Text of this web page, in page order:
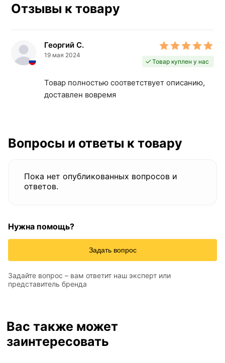
Отзывы к товару
Георгий С.
19 мая 2024
Товар куплен у нас
Товар полностью соответствует описанию,
доставлен вовремя
Вопросы и ответы к товару
Пока нет опубликованных вопросов и
ответов.
Нужна помощь?
Задать вопрос
Задайте вопрос – вам ответит наш эксперт или
представитель бренда
Вас также может
заинтересовать